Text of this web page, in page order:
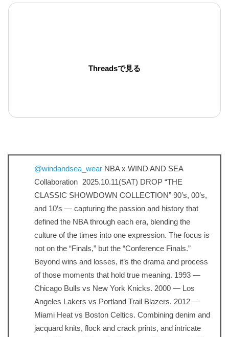
Threadsで見る
@windandsea_wear NBA x WIND AND SEA
Collaboration 2025.10.11(SAT) DROP “THE
CLASSIC SHOWDOWN COLLECTION” 90’s, 00’s,
and 10’s — capturing the passion and history that
defined the NBA through each era, blending the
culture of the times into one expression. The focus is
not on the “Finals,” but the “Conference Finals.”
Beyond wins and losses, it’s the drama and process
of those moments that hold true meaning. 1993 —
Chicago Bulls vs New York Knicks. 2000 — Los
Angeles Lakers vs Portland Trail Blazers. 2012 —
Miami Heat vs Boston Celtics. Combining denim and
jacquard knits, flock and crack prints, and intricate